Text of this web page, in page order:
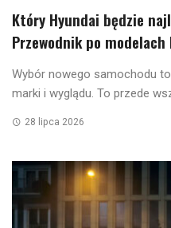
Który Hyundai będzie
Przewodnik po
Wybór nowego samochodu
marki i wyglądu. To przede
28 lipca 2026